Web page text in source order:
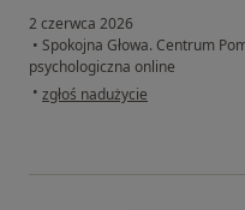
2 czerwca 2026
• Spokojna Głowa. Centrum
psychologiczna online
• w opinii użytkownika Aleksandra
zgłoś nadużycie